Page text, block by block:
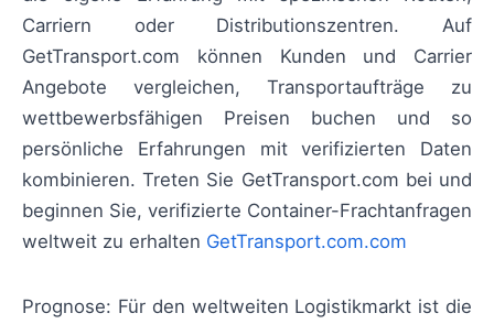
Carriern oder Distributionszentren. Auf
GetTransport.com können Kunden und Carrier
Angebote vergleichen, Transportaufträge zu
wettbewerbsfähigen Preisen buchen und so
persönliche Erfahrungen mit verifizierten Daten
kombinieren. Treten Sie GetTransport.com bei und
beginnen Sie, verifizierte Container-Frachtanfragen
weltweit zu erhalten GetTransport.com.com
Prognose: Für den weltweiten Logistikmarkt ist die